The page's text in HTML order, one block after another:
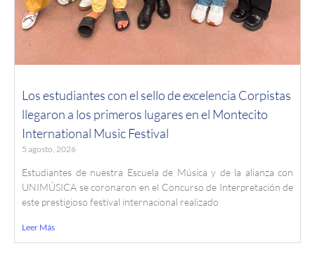
Los estudiantes con el sello de excelencia Corpistas
llegaron a los primeros lugares en el Montecito
International Music Festival
5 agosto, 2026
Estudiantes de nuestra Escuela de Música y de la alianza con
UNIMÚSICA se coronaron en el Concurso de Interpretación de
este prestigioso festival internacional realizado
Leer Más